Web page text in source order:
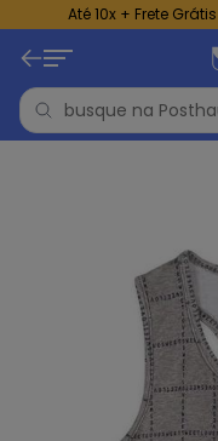
Até 10x + Frete